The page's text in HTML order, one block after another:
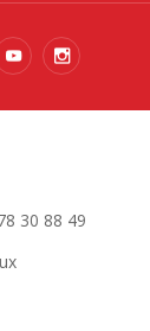
30 88 49